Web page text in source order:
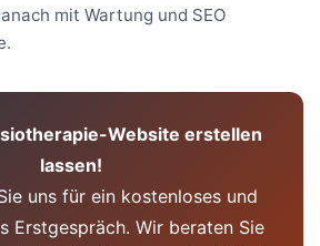
mit Wartung und SEO
Website erstellen
lassen!
uns für ein kostenloses und
Erstgespräch. Wir beraten Sie